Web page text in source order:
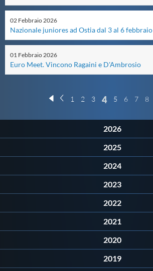
Protezione Civile
Qualità
Sostenibilità
Flash News
02 Febbraio2026
Nazionale juniores ad Ostia dal 3 al 6 febbraio
01 Febbraio2026
Euro Meet. Vincono Ragaini e D'Ambrosio
1 2 3 4 5 6 7 8
2026
2025
2024
2023
2022
2021
2020
2019